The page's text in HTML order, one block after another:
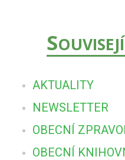
S
AKTUALITY
NEWSLETTER
OBECNÍ
OBECNÍ